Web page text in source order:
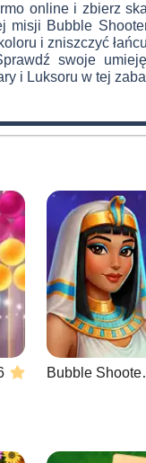
online i zbierz
Bubble
i zniszczyć
swoje
i Luksoru w tej